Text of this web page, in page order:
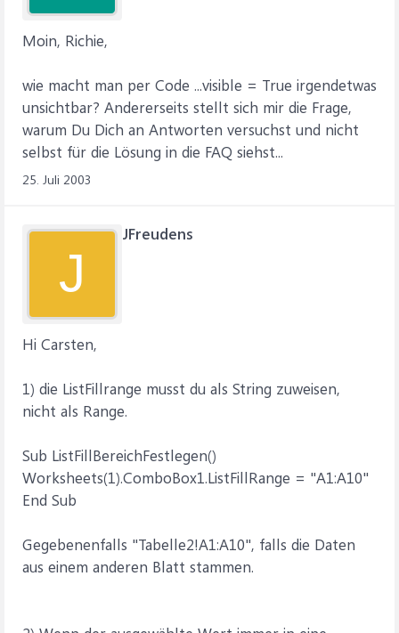
Moin, Richie,
wie macht man per Code ...visible = True irgendetwas
unsichtbar? Andererseits stellt sich mir die Frage,
warum Du Dich an Antworten versuchst und nicht
selbst für die Lösung in die FAQ siehst...
25. Juli 2003
J
JFreudens
Hi Carsten,
1) die ListFillrange musst du als String zuweisen,
nicht als Range.
Sub ListFillBereichFestlegen()
Worksheets(1).ComboBox1.ListFillRange = "A1:A10"
End Sub
Gegebenenfalls "Tabelle2!A1:A10", falls die Daten
aus einem anderen Blatt stammen.